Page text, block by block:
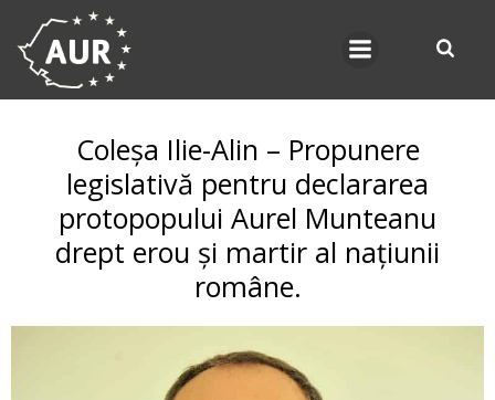
Coleșa Ilie-Alin – Propunere
legislativă pentru declararea
protopopului Aurel Munteanu
drept erou și martir al națiunii
române.